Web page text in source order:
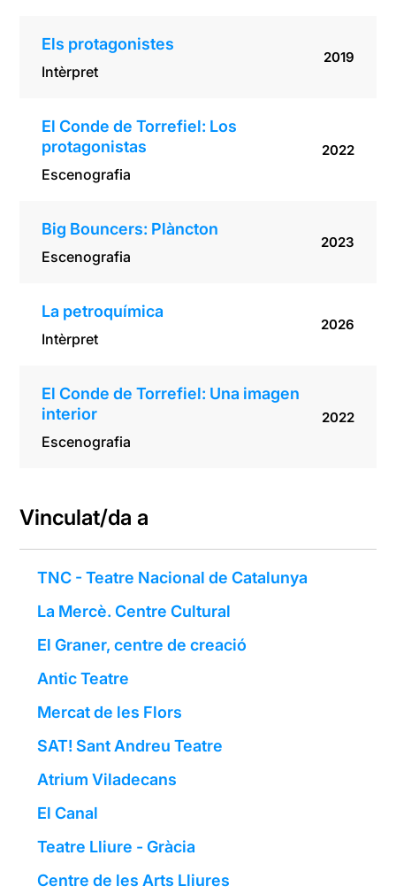
Els protagonistes
Intèrpret
2019
El Conde de Torrefiel: Los
protagonistas
Escenografia
2022
Big Bouncers: Plàncton
Escenografia
2023
La petroquímica
Intèrpret
2026
El Conde de Torrefiel: Una imagen
interior
Escenografia
2022
Vinculat/da a
TNC - Teatre Nacional de Catalunya
La Mercè. Centre Cultural
El Graner, centre de creació
Antic Teatre
Mercat de les Flors
SAT! Sant Andreu Teatre
Atrium Viladecans
El Canal
Teatre Lliure - Gràcia
Centre de les Arts Lliures